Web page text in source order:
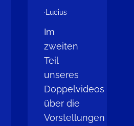
·Lucius
Im
zweiten
Teil
unseres
Doppelvideos
über die
Vorstellungen